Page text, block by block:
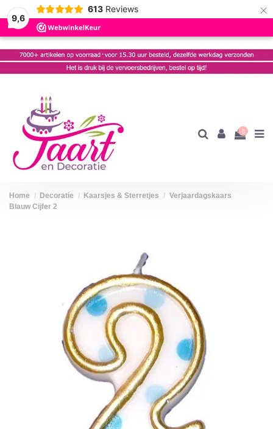
9,6
613 Reviews ×
0
Home Decoratie Kaarsjes & Sterretjes
Verjaardagskaars
Blauw Cijfer 2